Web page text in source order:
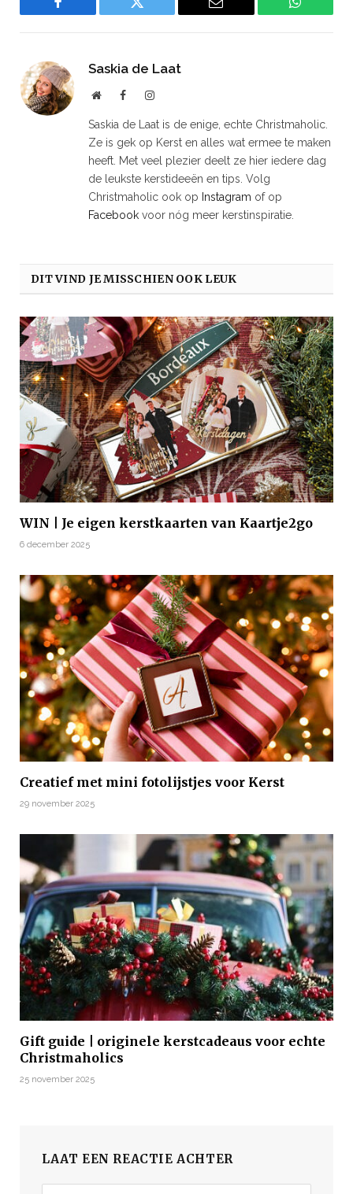
Facebook Twitter Email
Saskia de Laat
WebsiteFacebookInstagram
Saskia de Laat is de enige, echte Christmaholic.
Ze is gek op Kerst en alles wat ermee te maken
heeft. Met veel plezier deelt ze hier iedere dag
de leukste kerstideeën en tips. Volg
Christmaholic ook op Instagram of op
Facebook voor nóg meer kerstinspiratie.
DIT VIND JE MISSCHIEN OOK LEUK
WIN | Je eigen kerstkaarten van Kaartje2go
6 december 2025
Creatief met mini fotolijstjes voor Kerst
29 november 2025
Gift guide | originele kerstcadeaus voor echte
Christmaholics
25 november 2025
LAAT EEN REACTIE ACHTER